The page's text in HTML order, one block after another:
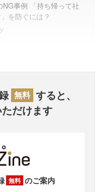
NG事例 「持ち帰って社
を防ぐには？
無料 すると、
だけます
無料 のご案内